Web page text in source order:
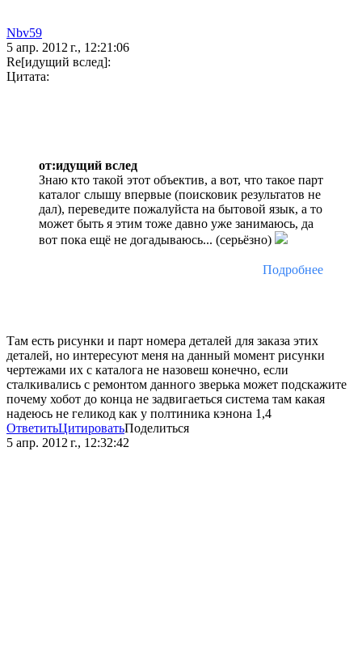
Nbv59
5 апр. 2012 г., 12:21:06
Re[идущий вслед]:
Цитата:
от:идущий вслед
Знаю кто такой этот объектив, а вот, что такое парт
каталог слышу впервые (поисковик результатов не
дал), переведите пожалуйста на бытовой язык, а то
может быть я этим тоже давно уже занимаюсь, да
вот пока ещё не догадываюсь... (серьёзно)
Подробнее
Там есть рисунки и парт номера деталей для заказа этих
деталей, но интересуют меня на данный момент рисунки
чертежами их с каталога не назовеш конечно, если
сталкивались с ремонтом данного зверька может подскажите
почему хобот до конца не задвигаеться система там какая
надеюсь не геликод как у полтиника кэнона 1,4
ОтветитьЦитироватьПоделиться
5 апр. 2012 г., 12:32:42